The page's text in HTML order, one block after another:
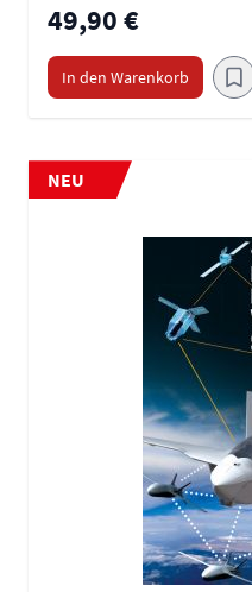
49,90 €
In den Warenkorb
NEU